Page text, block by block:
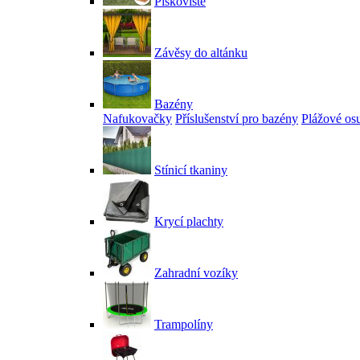
Závěsy do altánku
Bazény
Nafukovačky Příslušenství pro bazény Plážové
Stínicí tkaniny
Krycí plachty
Zahradní vozíky
Trampolíny